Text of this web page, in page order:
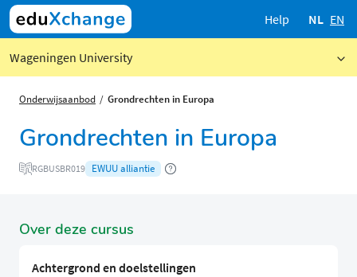
Help NL EN
Wageningen University
Onderwijsaanbod Grondrechten in Europa
Grondrechten in Europa
RGBUSBR019 EWUU alliantie
Over deze cursus
Achtergrond en doelstellingen